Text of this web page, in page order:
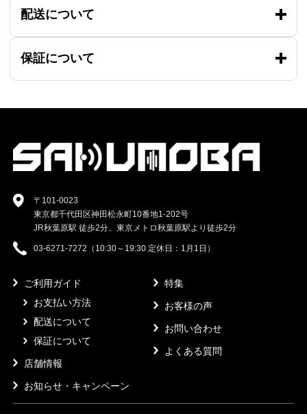
配送について
保証について
〒101-0023
東京都千代田区神田松永町10番地1-202号
JR秋葉原駅 徒歩2分、東京メトロ秋葉原駅より徒歩2分
03-6271-7272（10:30～19:30 定休日：1月1日）
ご利用ガイド
お支払い方法
配送について
保証について
店舗情報
お知らせ・キャンペーン
特集
お客様の声
お問い合わせ
よくある質問